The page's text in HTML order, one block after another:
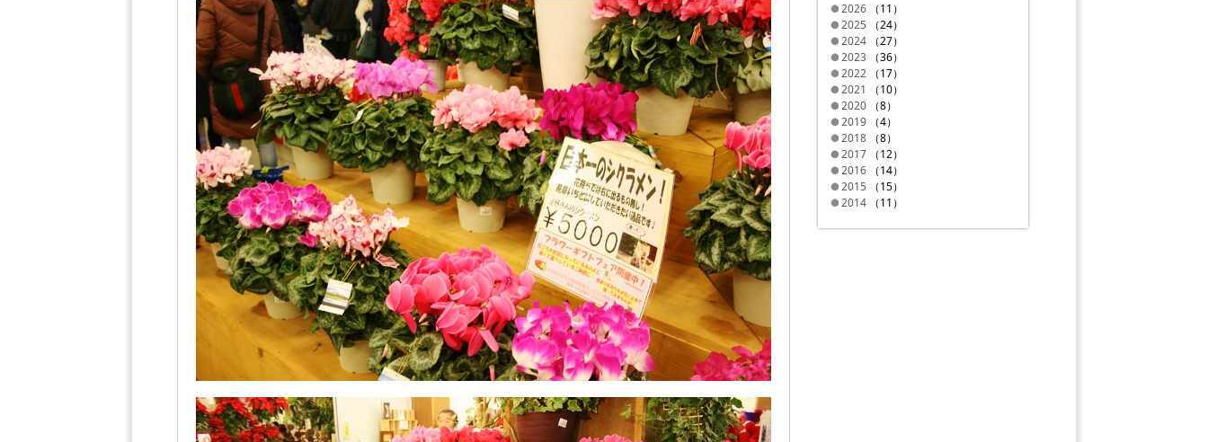
2026 （11）
2025 （24）
2024 （27）
2023 （36）
2022 （17）
2021
（10）
2020 （8）
2019 （4）
2018 （8）
2017 （12）
2016 （14）
2015 （15）
2014 （11）